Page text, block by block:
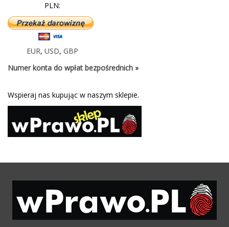
PLN:
EUR, USD, GBP
Numer konta do wpłat bezpośrednich »
Wspieraj nas kupując w naszym sklepie.